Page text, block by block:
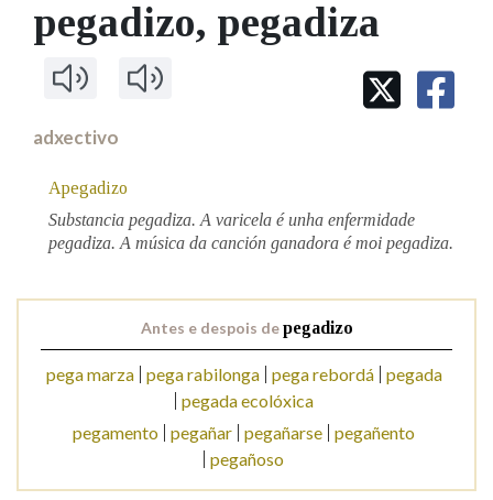
IDENTIDADE CORPORATIVA
MARCIAL DEL ADALID
CASA-MUSEO EMILIA PARDO
FIGURAS HOMENAXEADAS
Facebook
TwitterYoutubeInstagram
Bluesky
BUSCAR NOS LEMAS
Comeza por
Contén
BUSCAR NO CONTIDO
Nas definicións
pegadizo, pegadiza
adxectivo
Apegadizo
Substancia pegadiza. A varicela é unha enfermidade
pegadiza. A música da canción ganadora é moi pegadiza.
Antes e despois depegadizo
pega marza pega rabilonga pega rebordá
pegada
pegada ecolóxica
pegamento pegañar pegañarse pegañento
pegañoso